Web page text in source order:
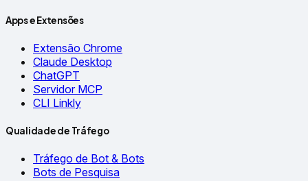
Apps e Extensões
Extensão Chrome
Claude Desktop
ChatGPT
Servidor MCP
CLI Linkly
Qualidade de Tráfego
Tráfego de Bot & Bots
Bots de Pesquisa